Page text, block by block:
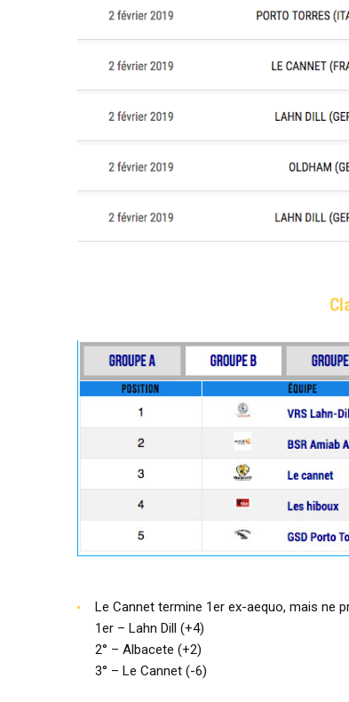
Le Cannet termine 1er ex-aequo, mais ne
1er – Lahn Dill (+4)
2° – Albacete (+2)
3° – Le Cannet (-6)